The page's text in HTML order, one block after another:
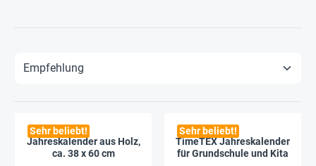
Sehr beliebt!
Jahreskalender aus Holz,
ca. 38 x 60 cm
Sehr beliebt!
TimeTEX Jahreskalender
für Grundschule und Kita